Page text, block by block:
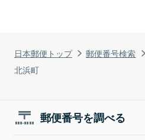
日本郵便トップ 郵便番号検索
北浜町
郵便番号を調べる